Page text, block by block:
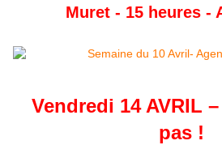
Muret - 15 heures -
Vendredi 14 AVRIL
pas !